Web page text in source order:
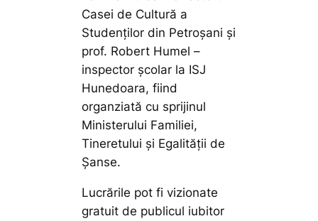
Casei de Cultură a
Studenților din Petroșani și
prof. Robert Humel –
inspector școlar la ISJ
Hunedoara, fiind
organziată cu sprijinul
Ministerului Familiei,
Tineretului și Egalității de
Șanse.
Lucrările pot fi vizionate
gratuit de publicul iubitor